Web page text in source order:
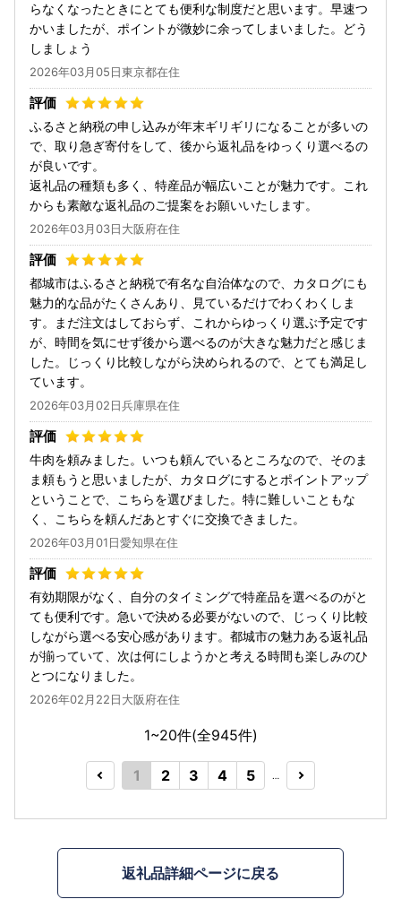
らなくなったときにとても便利な制度だと思います。早速つ
かいましたが、ポイントが微妙に余ってしまいました。どう
しましょう
2026年03月05日東京都在住
ふるさと納税の申し込みが年末ギリギリになることが多いの
で、取り急ぎ寄付をして、後から返礼品をゆっくり選べるの
が良いです。
返礼品の種類も多く、特産品が幅広いことが魅力です。これ
からも素敵な返礼品のご提案をお願いいたします。
2026年03月03日大阪府在住
都城市はふるさと納税で有名な自治体なので、カタログにも
魅力的な品がたくさんあり、見ているだけでわくわくしま
す。まだ注文はしておらず、これからゆっくり選ぶ予定です
が、時間を気にせず後から選べるのが大きな魅力だと感じま
した。じっくり比較しながら決められるので、とても満足し
ています。
2026年03月02日兵庫県在住
牛肉を頼みました。いつも頼んでいるところなので、そのま
ま頼もうと思いましたが、カタログにするとポイントアップ
ということで、こちらを選びました。特に難しいこともな
く、こちらを頼んだあとすぐに交換できました。
2026年03月01日愛知県在住
有効期限がなく、自分のタイミングで特産品を選べるのがと
ても便利です。急いで決める必要がないので、じっくり比較
しながら選べる安心感があります。都城市の魅力ある返礼品
が揃っていて、次は何にしようかと考える時間も楽しみのひ
とつになりました。
2026年02月22日大阪府在住
1~20件(全945件)
1 2 3 4 5 …
返礼品詳細ページに戻る